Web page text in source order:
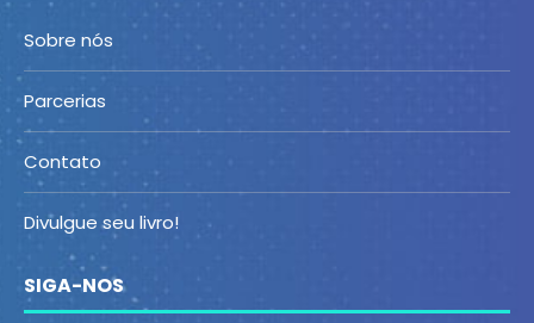
Sobre nós
Parcerias
Contato
Divulgue seu livro!
SIGA-NOS